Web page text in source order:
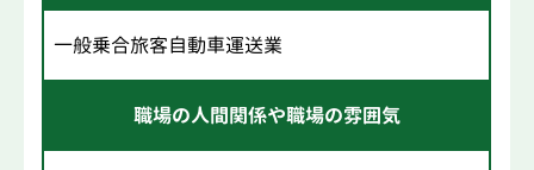
一般乗合旅客自動車運送業
職場の人間関係や職場の雰囲気